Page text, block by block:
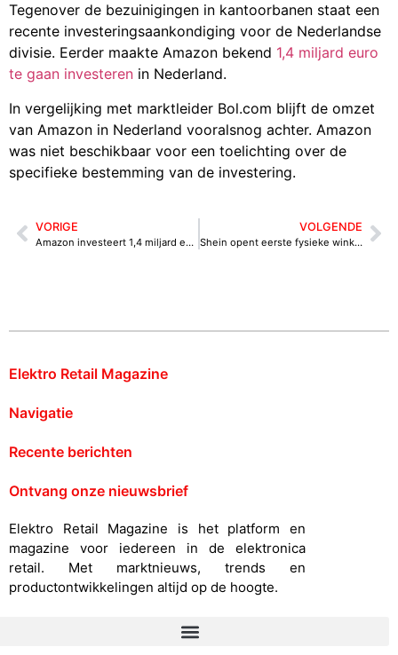
Tegenover de bezuinigingen in kantoorbanen staat een
recente investeringsaankondiging voor de Nederlandse
divisie. Eerder maakte Amazon bekend 1,4 miljard euro
te gaan investeren in Nederland.
In vergelijking met marktleider Bol.com blijft de omzet
van Amazon in Nederland vooralsnog achter. Amazon
was niet beschikbaar voor een toelichting over de
specifieke bestemming van de investering.
VORIGE
Amazon investeert 1,4 miljard euro in Nederlandse markt om positie te versterken
VOLGENDE
Shein opent eerste fysieke winkel, en er zijn meer in aantocht
Elektro Retail Magazine
Navigatie
Recente berichten
Ontvang onze nieuwsbrief
Elektro Retail Magazine is het platform en
magazine voor iedereen in de elektronica
retail. Met marktnieuws, trends en
productontwikkelingen altijd op de hoogte.